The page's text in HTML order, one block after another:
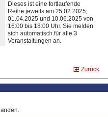
Dieses ist eine fortlaufende
Reihe jeweils am 25.02.2025,
01.04.2025 und 10.06.2025 von
16:00 bis 18:00 Uhr. Sie melden
sich automatisch für alle 3
Veranstaltungen an.
Zurück